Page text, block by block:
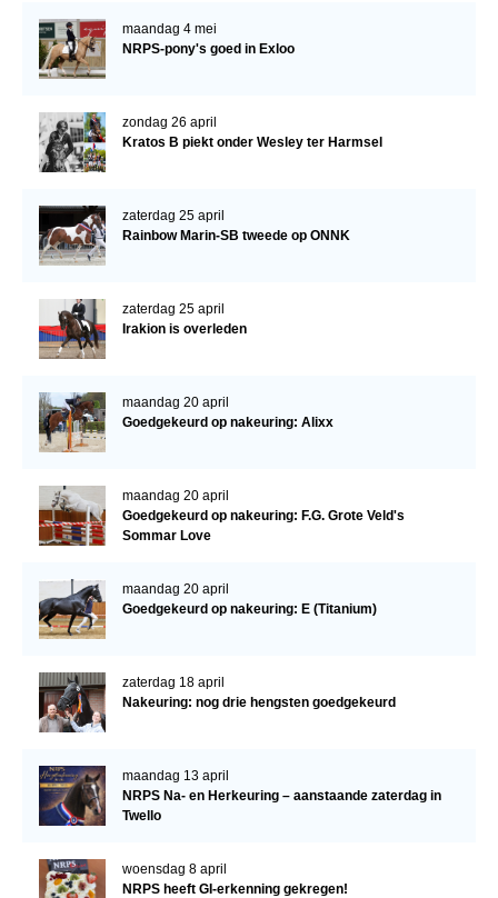
Verrichtingsonderzoek 2021-2022
Sport
Inloggen
CONTACT
REGIO'S
Regio Noord
Regio Midden
Regio West
Bestuur Regio West
Bestuur Regio Zuid
Word vrijiwilliger
KALENDER
Evenementen
ACCOUNT AANMAKEN
maandag 4 mei
NRPS-pony's goed in Exloo
zondag 26 april
Kratos B piekt onder Wesley ter Harmsel
zaterdag 25 april
Rainbow Marin-SB tweede op ONNK
zaterdag 25 april
Irakion is overleden
maandag 20 april
Goedgekeurd op nakeuring: Alixx
maandag 20 april
Goedgekeurd op nakeuring: F.G. Grote Veld's
Sommar Love
maandag 20 april
Goedgekeurd op nakeuring: E (Titanium)
zaterdag 18 april
Nakeuring: nog drie hengsten goedgekeurd
maandag 13 april
NRPS Na- en Herkeuring – aanstaande zaterdag in
Twello
woensdag 8 april
NRPS heeft GI-erkenning gekregen!